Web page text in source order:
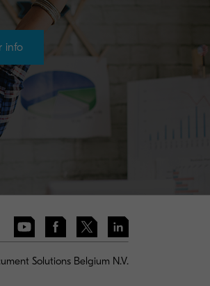
info
Solutions Belgium N.V.